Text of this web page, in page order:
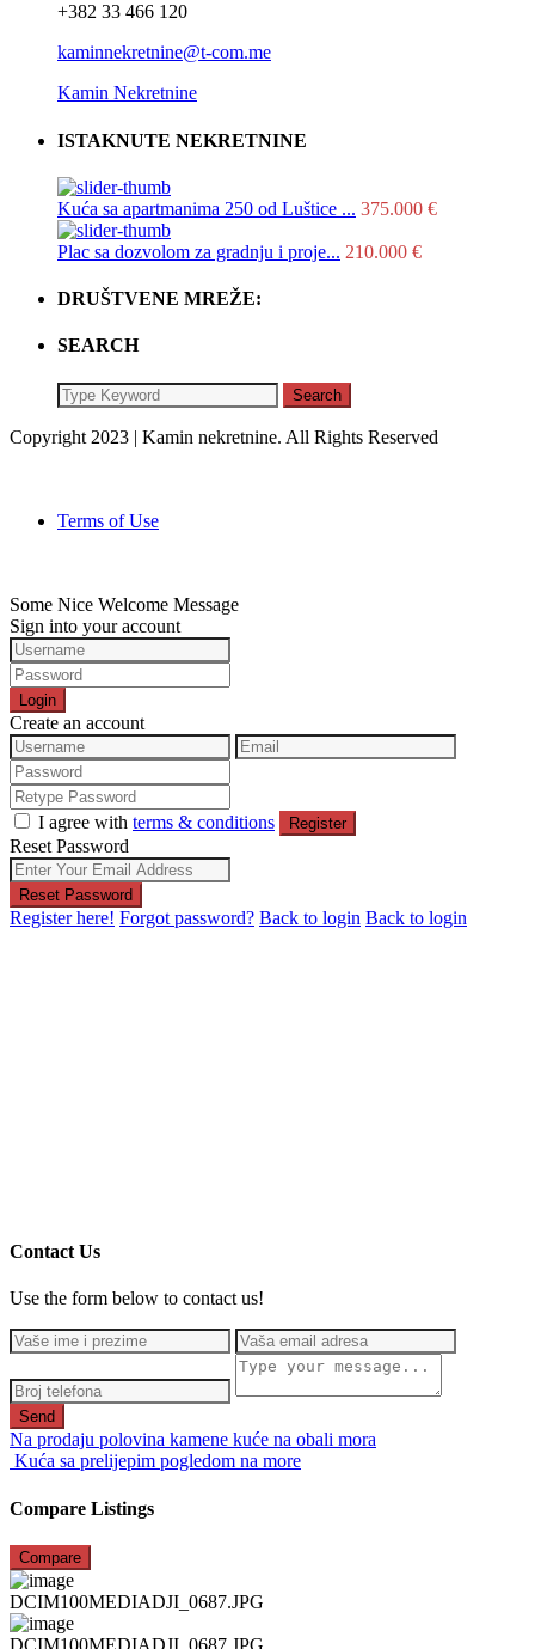
+382 33 466 120
kaminnekretnine@t-com.me
Kamin Nekretnine
ISTAKNUTE NEKRETNINE
Kuća sa apartmanima 250 od Luštice ... 375.000 €
Plac sa dozvolom za gradnju i proje... 210.000 €
DRUŠTVENE MREŽE:
SEARCH
Search
Copyright 2023 | Kamin nekretnine. All Rights Reserved
Terms of Use
Some Nice Welcome Message
Sign into your account
Login
Create an account
I agree with terms & conditions Register
Reset Password
Reset Password
Register here! Forgot password? Back to login Back to login
Contact Us
Use the form below to contact us!
Send
Na prodaju polovina kamene kuće na obali mora
Kuća sa prelijepim pogledom na more
Compare Listings
Compare
DCIM100MEDIADJI_0687.JPG
DCIM100MEDIADJI_0687.JPG